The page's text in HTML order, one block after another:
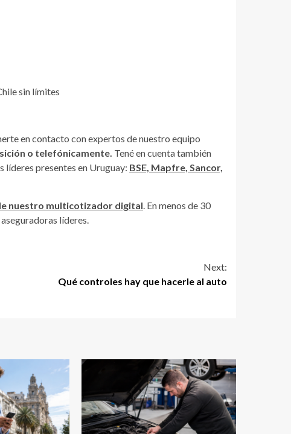
sin límites
en contacto con expertos de nuestro equipo
o telefónicamente. Tené en cuenta también
líderes presentes en Uruguay: BSE, Mapfre, Sancor,
nuestro multicotizador digital. En menos de 30
líderes.
Next:
Qué controles hay que hacerle al auto